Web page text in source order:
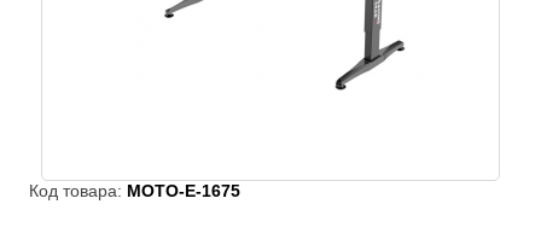
Код товара: MOTO-E-1675